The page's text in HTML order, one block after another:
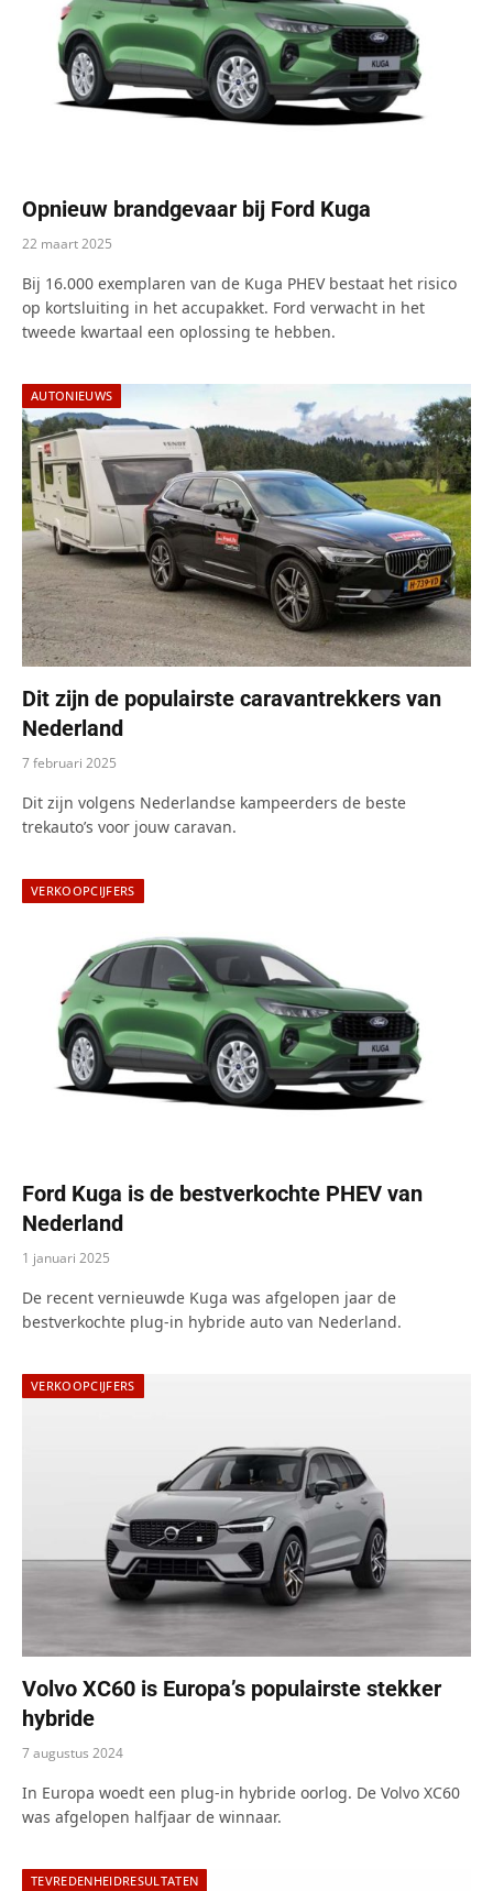
Opnieuw brandgevaar bij Ford Kuga
22 maart 2025
Bij 16.000 exemplaren van de Kuga PHEV bestaat het risico
op kortsluiting in het accupakket. Ford verwacht in het
tweede kwartaal een oplossing te hebben.
AUTONIEUWS
Dit zijn de populairste caravantrekkers van
Nederland
7 februari 2025
Dit zijn volgens Nederlandse kampeerders de beste
trekauto’s voor jouw caravan.
VERKOOPCIJFERS
Ford Kuga is de bestverkochte PHEV van
Nederland
1 januari 2025
De recent vernieuwde Kuga was afgelopen jaar de
bestverkochte plug-in hybride auto van Nederland.
VERKOOPCIJFERS
Volvo XC60 is Europa’s populairste stekker
hybride
7 augustus 2024
In Europa woedt een plug-in hybride oorlog. De Volvo XC60
was afgelopen halfjaar de winnaar.
TEVREDENHEIDRESULTATEN